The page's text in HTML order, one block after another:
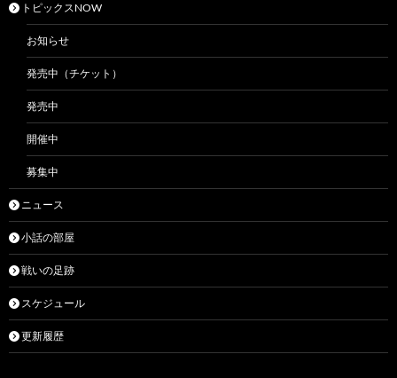
トピックスNOW
お知らせ
発売中（チケット）
発売中
開催中
募集中
ニュース
小話の部屋
戦いの足跡
スケジュール
更新履歴